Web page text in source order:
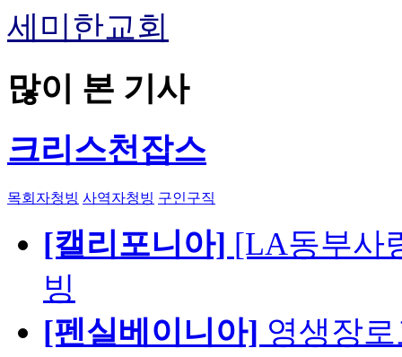
세미한교회
많이 본 기사
크리스천잡스
목회자청빙 사역자청빙 구인구직
[캘리포니아] [LA동부사
빙
[펜실베이니아] 영생장